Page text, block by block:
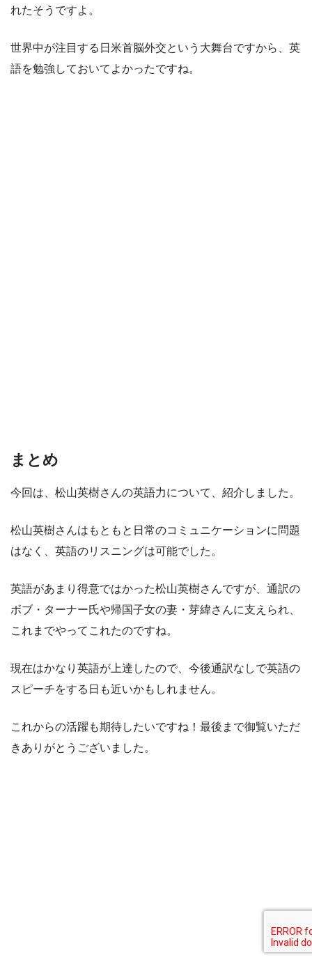
れたそうですよ。
世界中が注目する日米首脳外交という大舞台ですから、英
語を勉強しておいてよかったですね。
まとめ
今回は、松山英樹さんの英語力について、紹介しました。
松山英樹さんはもともと日常のコミュニケーションに問題
はなく、英語のリスニングは可能でした。
英語があまり得意ではかった松山英樹さんですが、通訳の
ボブ・ターナー氏や帰国子女の妻・芽緯さんに支えられ、
これまでやってこれたのですね。
現在はかなり英語が上達したので、今後通訳なしで英語の
スピーチをする日も近いかもしれません。
これからの活躍も期待したいですね！最後まで御覧いただ
きありがとうございました。